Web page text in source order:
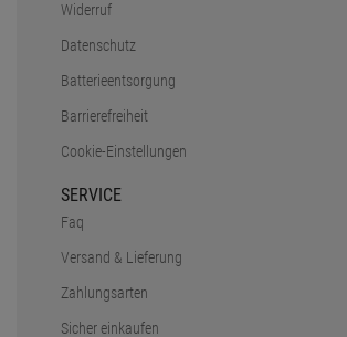
Widerruf
Datenschutz
Batterieentsorgung
Barrierefreiheit
Cookie-Einstellungen
SERVICE
Faq
Versand & Lieferung
Zahlungsarten
Sicher einkaufen